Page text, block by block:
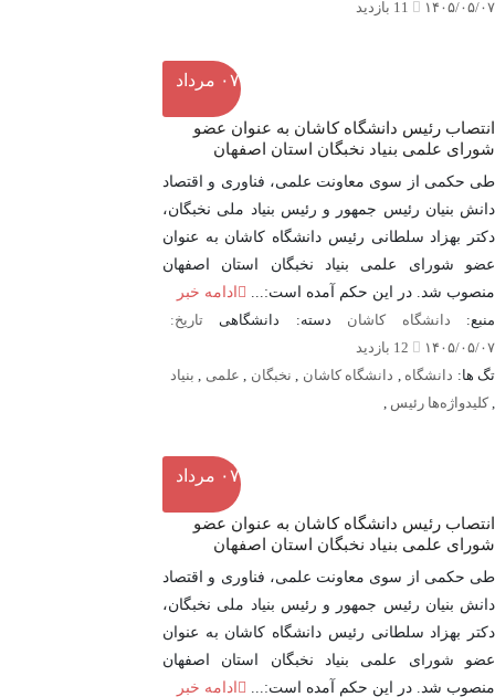
۱۴۰۵/۰۵/۰۷
۰۷ مرداد
انتصاب رئیس دانشگاه کاشان به عنوان عضو
شورای علمی بنیاد نخبگان استان اصفهان
طی حکمی از سوی معاونت علمی، فناوری و اقتصاد
دانش بنیان رئیس جمهور و رئیس بنیاد ملی نخبگان،
دکتر بهزاد سلطانی رئیس دانشگاه کاشان به عنوان
عضو شورای علمی بنیاد نخبگان استان اصفهان
منصوب شد. در این حکم آمده است:...
ادامه خبر
منبع: دانشگاه کاشان دسته: دانشگاهی تاریخ:
۱۴۰۵/۰۵/۰۷
تگ ها: دانشگاه , دانشگاه کاشان , نخبگان , علمی , بنیاد
,کلیدواژه‌ها رئیس ,
۰۷ مرداد
انتصاب رئیس دانشگاه کاشان به عنوان عضو
شورای علمی بنیاد نخبگان استان اصفهان
طی حکمی از سوی معاونت علمی، فناوری و اقتصاد
دانش بنیان رئیس جمهور و رئیس بنیاد ملی نخبگان،
دکتر بهزاد سلطانی رئیس دانشگاه کاشان به عنوان
عضو شورای علمی بنیاد نخبگان استان اصفهان
منصوب شد. در این حکم آمده است:...
ادامه خبر